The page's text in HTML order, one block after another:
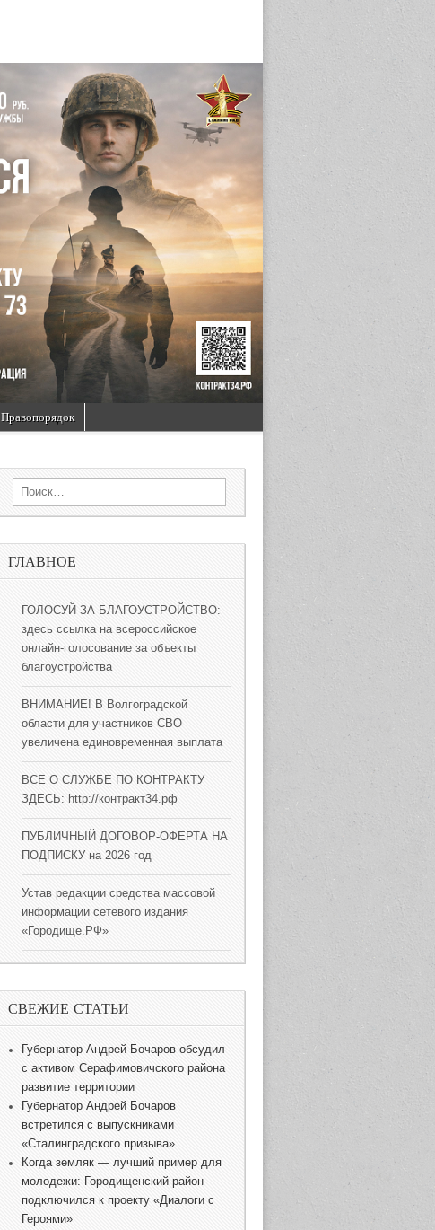
Правопорядок
Search for:
ГЛАВНОЕ
ГОЛОСУЙ ЗА БЛАГОУСТРОЙСТВО:
здесь ссылка на всероссийское
онлайн-голосование за объекты
благоустройства
ВНИМАНИЕ! В Волгоградской
области для участников СВО
увеличена единовременная выплата
ВСЕ О СЛУЖБЕ ПО КОНТРАКТУ
ЗДЕСЬ: http://контракт34.рф
ПУБЛИЧНЫЙ ДОГОВОР-ОФЕРТА НА
ПОДПИСКУ на 2026 год
Устав редакции средства массовой
информации сетевого издания
«Городище.РФ»
СВЕЖИЕ СТАТЬИ
Губернатор Андрей Бочаров обсудил
с активом Серафимовичского района
развитие территории
Губернатор Андрей Бочаров
встретился с выпускниками
«Сталинградского призыва»
Когда земляк — лучший пример для
молодежи: Городищенский район
подключился к проекту «Диалоги с
Героями»